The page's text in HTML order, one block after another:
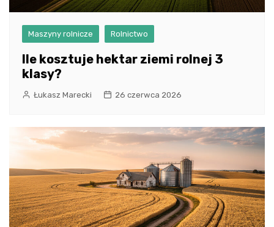
Maszyny rolnicze Rolnictwo
Ile kosztuje hektar ziemi rolnej 3
klasy?
Łukasz Marecki 26 czerwca 2026